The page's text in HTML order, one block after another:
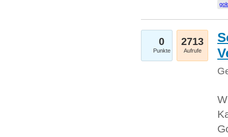
0
Punkte
2713
Aufrufe